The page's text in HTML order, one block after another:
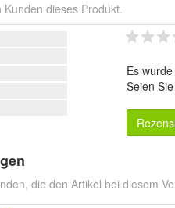
Kunden dieses Produkt.
Es
Seien
die den Artikel bei diesem